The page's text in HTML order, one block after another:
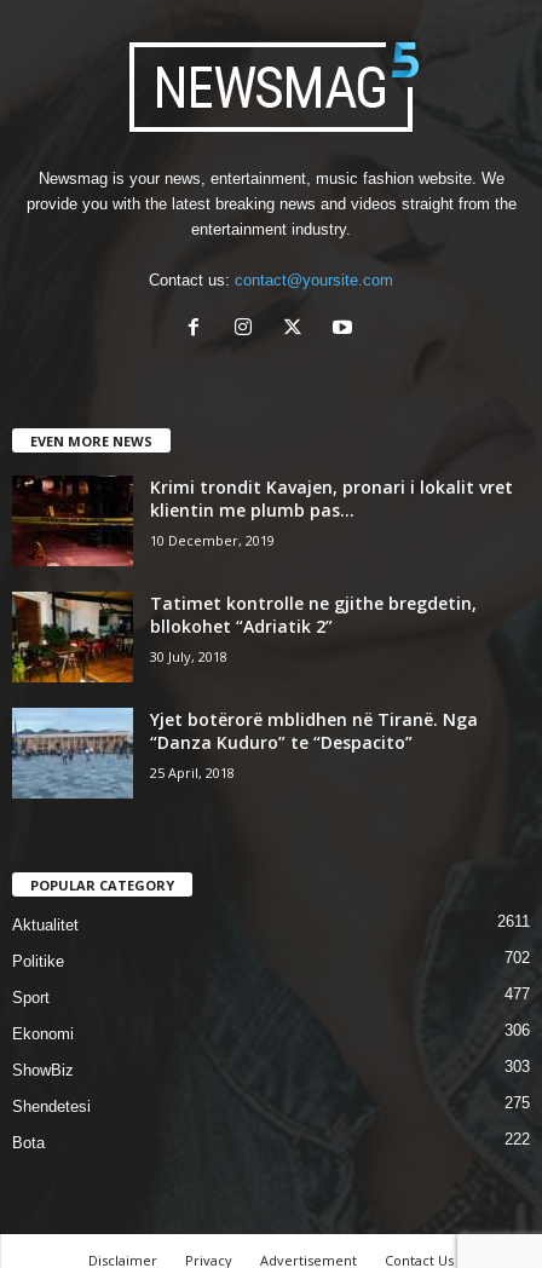
Newsmag is your news, entertainment, music fashion website. We
provide you with the latest breaking news and videos straight from the
entertainment industry.
Contact us: contact@yoursite.com
EVEN MORE NEWS
Krimi trondit Kavajen, pronari i lokalit vret
klientin me plumb pas...
10 December, 2019
Tatimet kontrolle ne gjithe bregdetin,
bllokohet “Adriatik 2”
30 July, 2018
Yjet botërorë mblidhen në Tiranë. Nga
“Danza Kuduro” te “Despacito”
25 April, 2018
POPULAR CATEGORY
Aktualitet 2611
Politike 702
Sport 477
Ekonomi 306
ShowBiz 303
Shendetesi 275
Bota 222
Disclaimer Privacy Advertisement Contact Us